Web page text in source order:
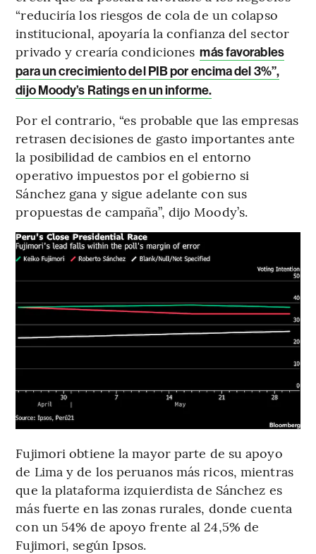
“reduciría los riesgos de cola de un colapso
institucional, apoyaría la confianza del sector
privado y crearía condiciones más favorables
para un crecimiento del PIB por encima del 3%”,
dijo Moody’s Ratings en un informe.
Por el contrario, “es probable que las empresas
retrasen decisiones de gasto importantes ante
la posibilidad de cambios en el entorno
operativo impuestos por el gobierno si
Sánchez gana y sigue adelante con sus
propuestas de campaña”, dijo Moody’s.
Fujimori obtiene la mayor parte de su apoyo
de Lima y de los peruanos más ricos, mientras
que la plataforma izquierdista de Sánchez es
más fuerte en las zonas rurales, donde cuenta
con un 54% de apoyo frente al 24,5% de
Fujimori, según Ipsos.